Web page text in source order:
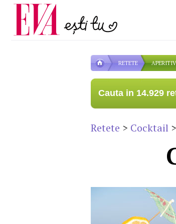
RETETE
Cauta in 14.929
Retete > Cocktail
Carieră
Actualitate